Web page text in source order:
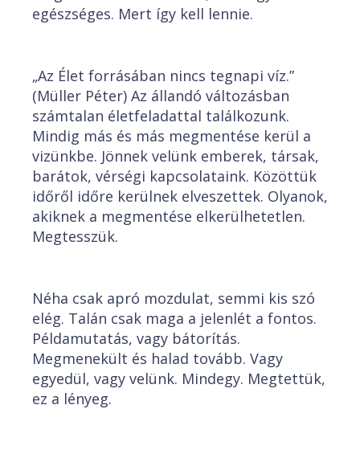
egészséges. Mert így kell lennie.
„Az Élet forrásában nincs tegnapi víz.”
(Müller Péter) Az állandó változásban
számtalan életfeladattal találkozunk.
Mindig más és más megmentése kerül a
vizünkbe. Jönnek velünk emberek, társak,
barátok, vérségi kapcsolataink. Közöttük
időről időre kerülnek elveszettek. Olyanok,
akiknek a megmentése elkerülhetetlen.
Megtesszük.
Néha csak apró mozdulat, semmi kis szó
elég. Talán csak maga a jelenlét a fontos.
Példamutatás, vagy bátorítás.
Megmenekült és halad tovább. Vagy
egyedül, vagy velünk. Mindegy. Megtettük,
ez a lényeg.